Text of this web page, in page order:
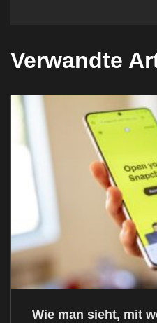
Verwandte
Wie man sieht, mit